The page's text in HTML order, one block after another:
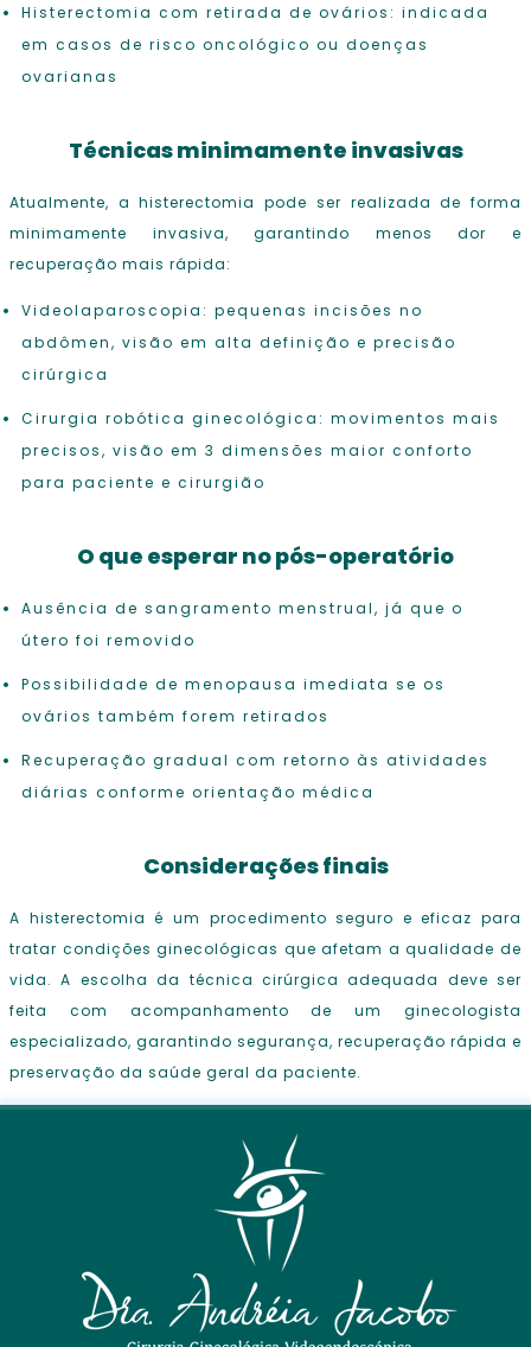
Histerectomia com retirada de ovários: indicada
em casos de risco oncológico ou doenças
ovarianas
Técnicas minimamente invasivas
Atualmente, a histerectomia pode ser realizada de forma
minimamente invasiva, garantindo menos dor e
recuperação mais rápida:
Videolaparoscopia: pequenas incisões no
abdômen, visão em alta definição e precisão
cirúrgica
Cirurgia robótica ginecológica: movimentos mais
precisos, visão em 3 dimensões maior conforto
para paciente e cirurgião
O que esperar no pós-operatório
Ausência de sangramento menstrual, já que o
útero foi removido
Possibilidade de menopausa imediata se os
ovários também forem retirados
Recuperação gradual com retorno às atividades
diárias conforme orientação médica
Considerações finais
A histerectomia é um procedimento seguro e eficaz para
tratar condições ginecológicas que afetam a qualidade de
vida. A escolha da técnica cirúrgica adequada deve ser
feita com acompanhamento de um ginecologista
especializado, garantindo segurança, recuperação rápida e
preservação da saúde geral da paciente.